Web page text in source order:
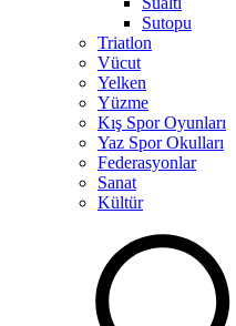
Sutopu
Triatlon
Vücut
Yelken
Yüzme
Kış Spor Oyunları
Yaz Spor Okulları
Federasyonlar
Sanat
Kültür